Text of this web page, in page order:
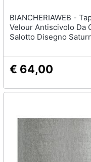
BIANCHERIAWEB - Tappeto
Velour Antiscivolo Da
Salotto Disegno
€ 64,00